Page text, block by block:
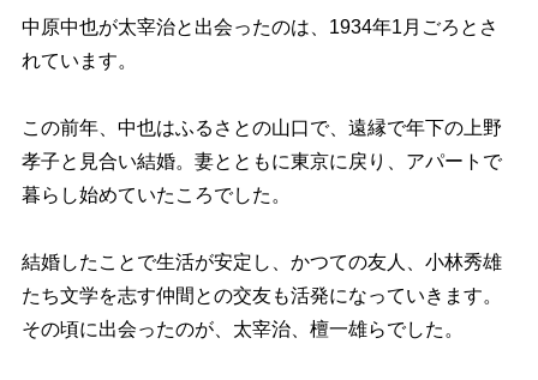
中原中也が太宰治と出会ったのは、1934年1月ごろとさ
れています。
この前年、中也はふるさとの山口で、遠縁で年下の上野
孝子と見合い結婚。妻とともに東京に戻り、アパートで
暮らし始めていたころでした。
結婚したことで生活が安定し、かつての友人、小林秀雄
たち文学を志す仲間との交友も活発になっていきます。
その頃に出会ったのが、太宰治、檀一雄らでした。